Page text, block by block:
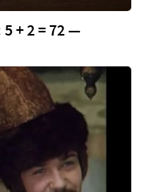
+ 2 = 72 —